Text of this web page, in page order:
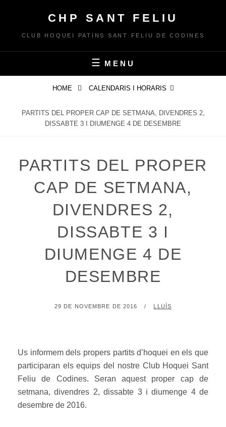
content
CHP SANT FELIU
CLUB HOQUEI PATINS SANT FELIU DE CODINES
MENU
HOME CALENDARIS I HORARIS
PARTITS DEL PROPER CAP DE SETMANA, DIVENDRES 2,
DISSABTE 3 I DIUMENGE 4 DE DESEMBRE
PARTITS DEL PROPER
CAP DE SETMANA,
DIVENDRES 2,
DISSABTE 3 I
DIUMENGE 4 DE
DESEMBRE
POSTED
29 DE NOVEMBRE DE 2016 BY
LLUÍS
Us informem dels propers partits d’hoquei en els que
participaran els equips del nostre Club Hoquei Sant
Feliu de Codines. Seran aquest proper cap de
setmana, divendres 2, dissabte 3 i diumenge 4 de
desembre de 2016.